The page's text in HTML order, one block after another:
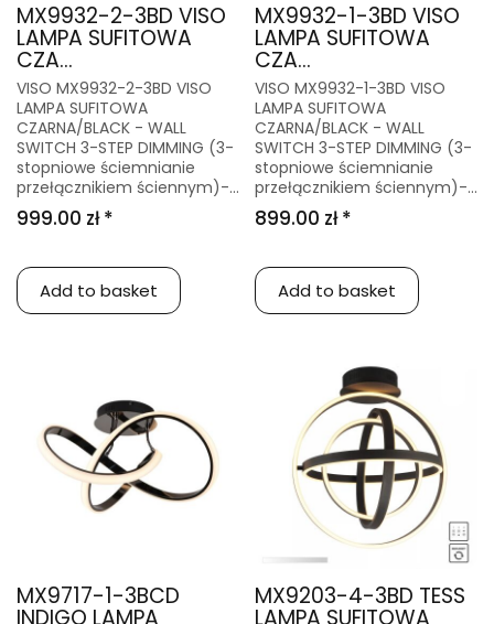
MX9932-2-3BD VISO
LAMPA SUFITOWA
CZA...
VISO MX9932-2-3BD VISO
LAMPA SUFITOWA
CZARNA/BLACK - WALL
SWITCH 3-STEP DIMMING (3-
stopniowe ściemnianie
przełącznikiem ściennym)-...
999.00 zł *
Add to basket
MX9932-1-3BD VISO
LAMPA SUFITOWA
CZA...
VISO MX9932-1-3BD VISO
LAMPA SUFITOWA
CZARNA/BLACK - WALL
SWITCH 3-STEP DIMMING (3-
stopniowe ściemnianie
przełącznikiem ściennym)-...
899.00 zł *
Add to basket
MX9717-1-3BCD
INDIGO LAMPA
MX9203-4-3BD TESS
LAMPA SUFITOWA